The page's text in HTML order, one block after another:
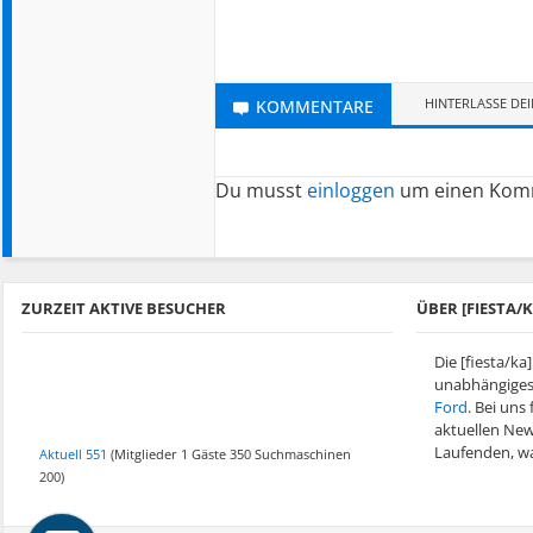
KOMMENTARE HINTERLASSE
Du musst einloggen um einen
ZURZEIT AKTIVE BESUCHER
Aktuell 551 (Mitglieder 1 Gäste 350 Suchmaschinen
200)
ÜBER [FIESTA/
Die [fiesta/
Ford. Bei
aktuellen
Laufenden,